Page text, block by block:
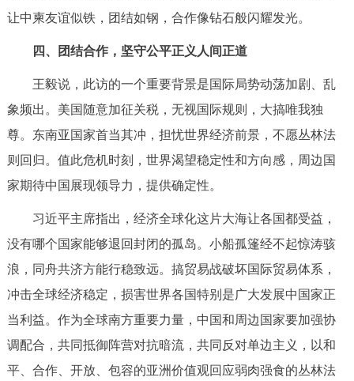
让中柬友谊似铁，团结如钢，合作像钻石般闪耀发光。
四、团结合作，坚守公平正义人间正道
王毅说，此访的一个重要背景是国际局势动荡加剧、乱
象频出。美国随意加征关税，无视国际规则，大搞唯我独
尊。东南亚国家首当其冲，担忧世界经济前景，不愿丛林法
则回归。值此危机时刻，世界渴望稳定性和方向感，周边国
家期待中国展现领导力，提供确定性。
习近平主席指出，经济全球化这片大海让各国都受益，
没有哪个国家能够退回封闭的孤岛。小船孤篷经不起惊涛骇
浪，同舟共济方能行稳致远。搞贸易战破坏国际贸易体系，
冲击全球经济稳定，损害世界各国特别是广大发展中国家正
当利益。作为全球南方重要力量，中国和周边国家要加强协
调配合，共同抵御阵营对抗暗流，共同反对单边主义，以和
平、合作、开放、包容的亚洲价值观回应弱肉强食的丛林法